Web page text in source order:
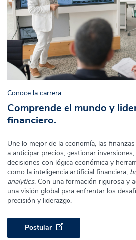
Conoce la carrera
Comprende el mundo y
financiero.
Une lo mejor de la economía, las
a anticipar precios, gestionar
decisiones con lógica económica y
como la inteligencia artificial financiera,
analytics. Con una formación rigurosa y
una visión global para enfrentar los
precisión y liderazgo.
Postular